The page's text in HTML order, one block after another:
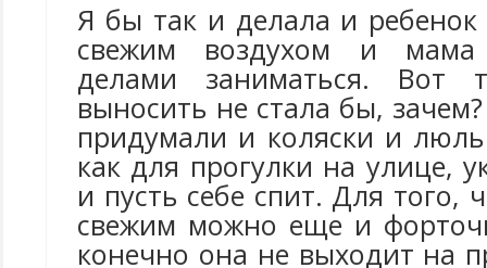
Я бы так и делала и
свежим воздухом и
делами заниматься. Вот
выносить не стала бы,
придумали и коляски и
как для прогулки на улице,
и пусть себе спит. Для того,
свежим можно еще и
конечно она не выходит на